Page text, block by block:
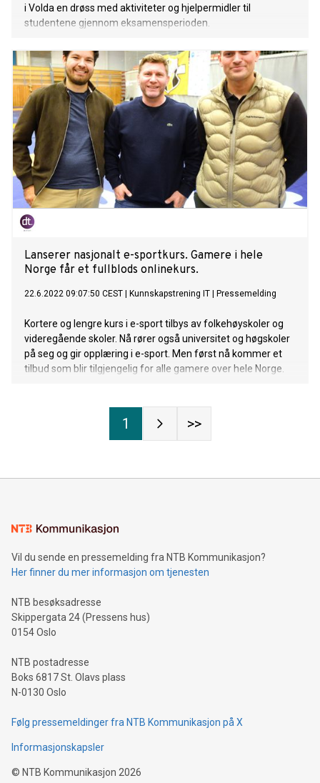
i Volda en drøss med aktiviteter og hjelpermidler til
studentene gjennom eksamensperioden.
Lanserer nasjonalt e-sportkurs. Gamere i hele
Norge får et fullblods onlinekurs.
22.6.2022 09:07:50 CEST Kunnskapstrening IT Pressemelding
Kortere og lengre kurs i e-sport tilbys av folkehøyskoler og
videregående skoler. Nå rører også universitet og høgskoler
på seg og gir opplæring i e-sport. Men først nå kommer et
tilbud som blir tilgjengelig for alle gamere over hele Norge.
1 >>
Vil du sende en pressemelding fra NTB Kommunikasjon?
Her finner du mer informasjon om tjenesten
NTB besøksadresse
Skippergata 24 (Pressens hus)
0154 Oslo
NTB postadresse
Boks 6817 St. Olavs plass
N-0130 Oslo
Følg pressemeldinger fra NTB Kommunikasjon på X
Informasjonskapsler
© NTB Kommunikasjon 2026